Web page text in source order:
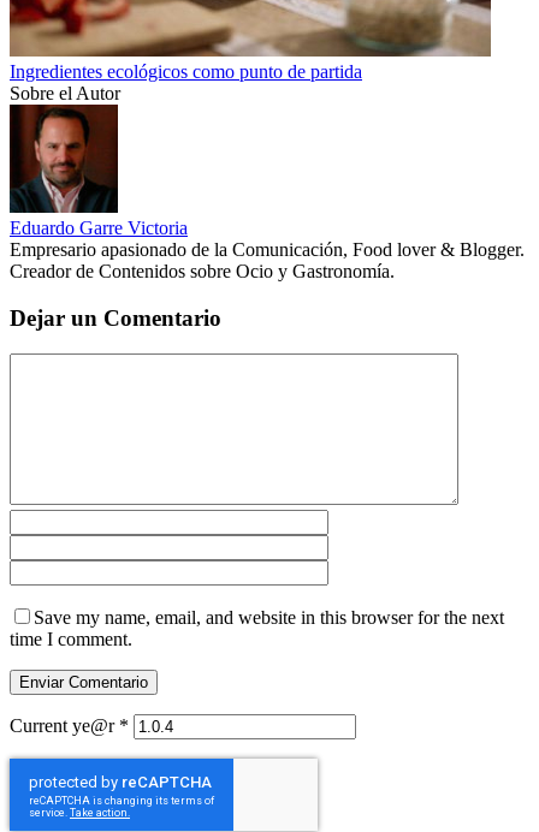
Ingredientes ecológicos como punto de partida
Sobre el Autor
Eduardo Garre Victoria
Empresario apasionado de la Comunicación, Food lover & Blogger.
Creador de Contenidos sobre Ocio y Gastronomía.
Dejar un Comentario
Save my name, email, and website in this browser for the next
time I comment.
Current ye@r *